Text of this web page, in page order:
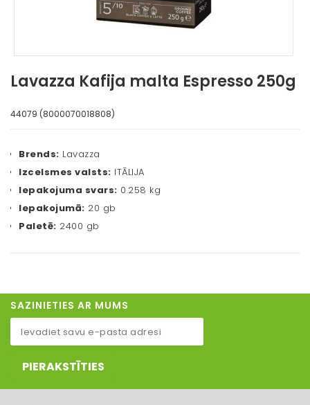
Lavazza Kafija malta Espresso 250g
44079 (8000070018808)
Brends: Lavazza
Izcelsmes valsts: ITĀLIJA
Iepakojuma svars: 0.258 kg
Iepakojumā: 20 gb
Paletē: 2400 gb
SAZINIETIES AR MUMS
PIERAKSTĪTIES